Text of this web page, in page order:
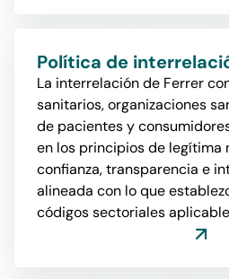
Política de
La interrelación de Ferrer
sanitarios, organizaciones
de pacientes y
en los principios de legítima
confianza, transparencia e
alineada con lo que
códigos sectoriales